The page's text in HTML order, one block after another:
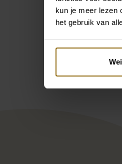
kun je meer lezen
het gebruik van
By You